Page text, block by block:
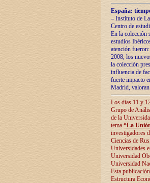
España:
– Instituto de
Centro de
En la colección
estudios
atención
2008, los
la colección
influencia de
fuerte impacto
Madrid,
Los días 11 y
Grupo de
de la
tema “La
investigadores
Ciencias de
Universidades
Universidad
Universidad
Esta
Estructura